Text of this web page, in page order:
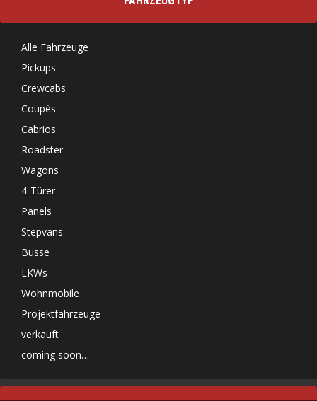
Alle Fahrzeuge
Pickups
Crewcabs
Coupès
Cabrios
Roadster
Wagons
4-Türer
Panels
Stepvans
Busse
LKWs
Wohnmobile
Projektfahrzeuge
verkauft
coming soon…